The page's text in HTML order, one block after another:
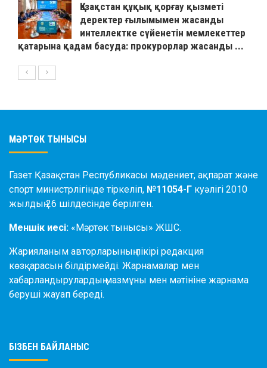
Қазақстан құқық қорғау қызметі
деректер ғылымымен жасанды
интеллектке сүйенетін мемлекеттер
қатарына қадам басуда: прокурорлар жасанды ...
МӘРТӨК ТЫНЫСЫ
Газет Қазақстан Республикасы мәдениет, ақпарат және
спорт министрлігінде тіркеліп, №11054-Г куәлігі 2010
жылдың 26 шілдесінде берілген.
Меншік иесі: «Мәртөк тынысы» ЖШС.
Жарияланым авторларының пікірі редакция
көзқарасын білдірмейді. Жарнамалар мен
хабарландырулардың мазмұны мен мәтініне жарнама
беруші жауап береді.
БІЗБЕН БАЙЛАНЫС